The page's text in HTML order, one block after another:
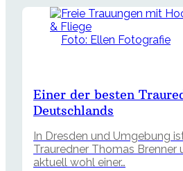
Foto: Ellen Fotografie
Einer der besten
Deutschlands
In Dresden und Umgebung
Trauredner Thomas Brenner
aktuell wohl einer…